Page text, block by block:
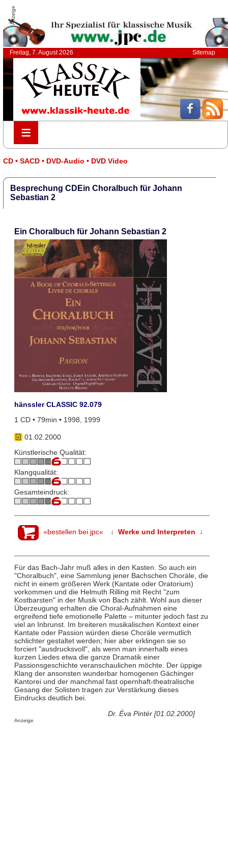
Anzeige
Freitag, 7. August 2026 Sitemap
≡
≡
CD • SACD • DVD-Audio • DVD Video
Besprechung CDEin Choralbuch für Johann
Sebastian 2
Ein Choralbuch für Johann Sebastian 2
hänssler CLASSIC 92.079
1 CD • 79min • 1998, 1999
01.02.2000
Künstlerische Qualität:
Klangqualität:
Gesamteindruck:
»bestellen bei jpc« ↓ Werke und Interpreten ↓
Für das Bach-Jahr muß alles in den Kasten. So auch ein
"Choralbuch", eine Sammlung jener Bachschen Choräle, die
nicht in einem größeren Werk (Kantate oder Oratorium)
vorkommen und die Helmuth Rilling mit Recht "zum
Kostbarsten" in der Musik von Bach zählt. Wohl aus dieser
Überzeugung erhalten die Choral-Aufnahmen eine
ergreifend tiefe emotionelle Palette – mitunter jedoch fast zu
viel an Inbrunst. Im breiteren musikalischen Kontext einer
Kantate oder Passion würden diese Choräle vermutlich
schlichter gestaltet werden; hier aber erklingen sie so
forciert "ausdrucksvoll", als wenn man innerhalb eines
kurzen Liedes etwa die ganze Dramatik einer
Passionsgeschichte veranschaulichen möchte. Der üppige
Klang der ansonsten wunderbar homogenen Gächinger
Kantorei und der manchmal fast opernhaft-theatralische
Gesang der Solisten tragen zur Verstärkung dieses
Eindrucks deutlich bei.
Dr. Éva Pintér [01.02.2000]
Anzeige